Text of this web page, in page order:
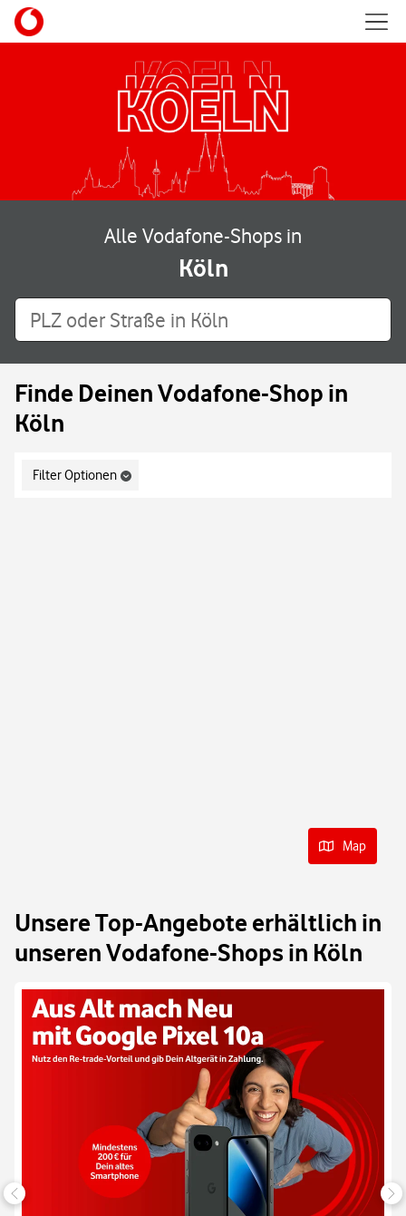
Skip to content
Alle Vodafone-Shops in
Köln
PLZ oder Straße in Köln
Finde Deinen Vodafone-Shop in
Köln
Display filters.
Filter Optionen
Map
Unsere Top-Angebote erhältlich in
unseren Vodafone-Shops in Köln